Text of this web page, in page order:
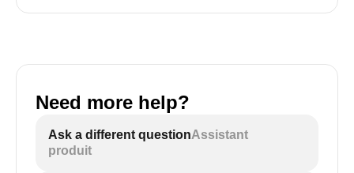
Need more help?
Ask a different questionAssistant
produit